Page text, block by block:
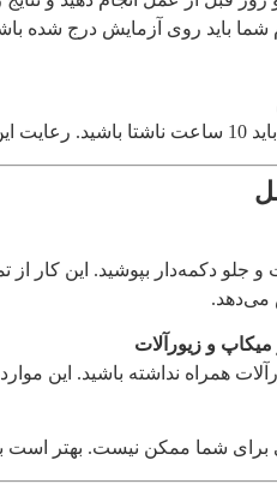
شما باید روی آزمایش درج شده
کمک می‌کند.
جلو دکمه‌دار بپوشید. این کار
می‌دهد.
و زیورآلات
همراه نداشته باشید. این
برای شما ممکن نیست. بهتر است